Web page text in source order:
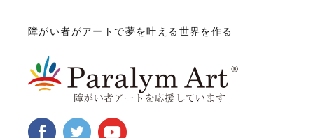
障がい者がアートで夢を叶える世界を作る